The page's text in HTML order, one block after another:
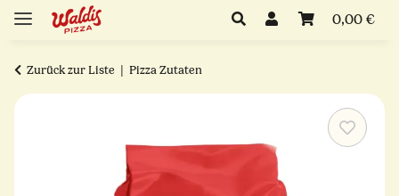
0,00 €
Zurück zur Liste Pizza Zutaten